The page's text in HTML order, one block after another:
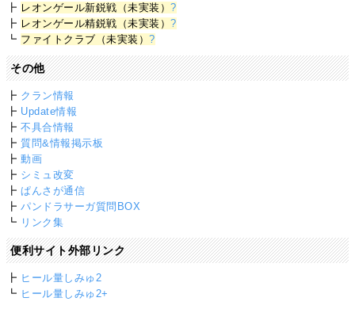
┣ レオンゲール新鋭戦（未実装）?
┣ レオンゲール精鋭戦（未実装）?
┗ ファイトクラブ（未実装）?
その他
┣ クラン情報
┣ Update情報
┣不具合情報
┣質問&情報掲示板
┣動画
┣ シミュ改変
┣ぱんさが通信
┣パンドラサーガ質問BOX
┗ リンク集
便利サイト外部リンク
┣ ヒール量しみゅ2
┗ ヒール量しみゅ2+